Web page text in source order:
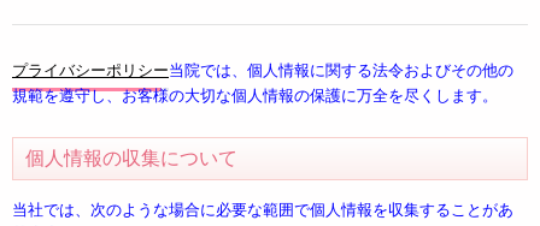
プライバシーポリシー当院では、個人情報に関する法令およびその他の
規範を遵守し、お客様の大切な個人情報の保護に万全を尽くします。
個人情報の収集について
当社では、次のような場合に必要な範囲で個人情報を収集することがあ